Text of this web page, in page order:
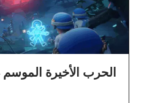
الحرب الأخيرة الموسم 4 - الدليل والنصائح